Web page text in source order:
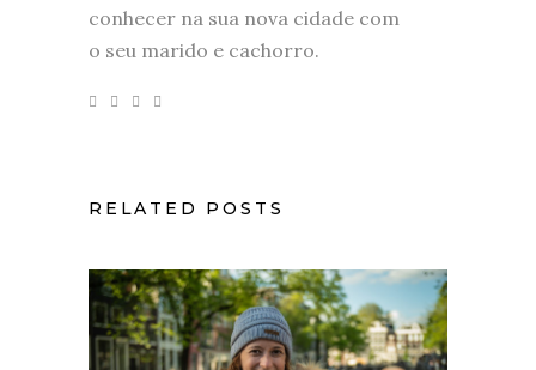
conhecer na sua nova cidade com
o seu marido e cachorro.
RELATED POSTS